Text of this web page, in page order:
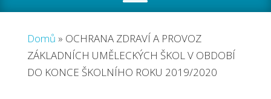
Domů » OCHRANA ZDRAVÍ A PROVOZ
ZÁKLADNÍCH UMĚLECKÝCH ŠKOL V OBDOBÍ
DO KONCE ŠKOLNÍHO ROKU 2019/2020